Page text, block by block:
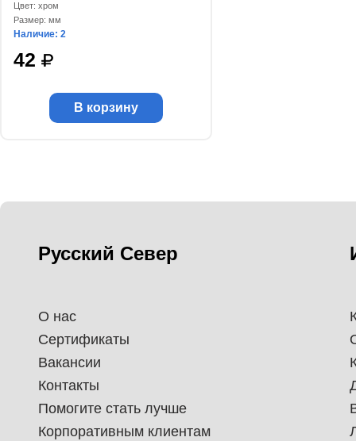
Цвет: хром
Размер: мм
Наличие: 2
42
В корзину
Русский Север
О нас
Сертификаты
Вакансии
Контакты
Помогите стать лучше
Корпоративным клиентам